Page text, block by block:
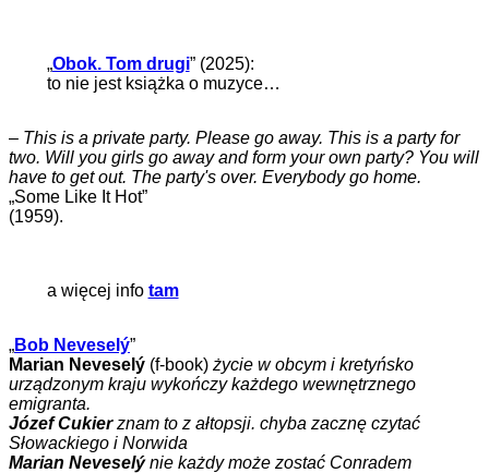
„Obok. Tom drugi” (2025):
to nie jest książka o muzyce…
– This is a private party. Please go away. This is a party for
two. Will you girls go away and form your own party? You will
have to get out. The party's over. Everybody go home.
„Some Like It Hot”
(1959).
a więcej info tam
„Bob Neveselý”
Marian Neveselý (f-book) życie w obcym i kretyńsko
urządzonym kraju wykończy każdego wewnętrznego
emigranta.
Józef Cukierznam to z ałtopsji. chyba zacznę czytać
Słowackiego i Norwida
Marian Neveselýnie każdy może zostać Conradem